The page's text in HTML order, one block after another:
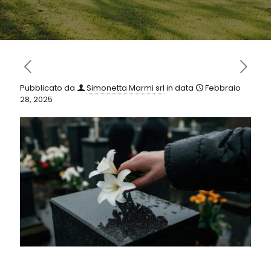
Pubblicato da Simonetta Marmi srl in data
Febbraio
28, 2025